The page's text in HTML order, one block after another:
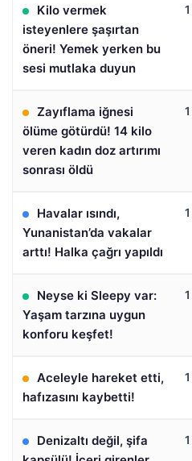
Kilo vermek
isteyenlere şaşırtan
öneri! Yemek yerken bu
sesi mutlaka duyun
1
Zayıflama iğnesi
ölüme götürdü! 14 kilo
veren kadın doz artırımı
sonrası öldü
1
Havalar ısındı,
Yunanistan’da vakalar
arttı! Halka çağrı yapıldı
1
Neyse ki Sleepy var:
Yaşam tarzına uygun
konforu keşfet!
1
Aceleyle hareket etti,
hafızasını kaybetti!
1
Denizaltı değil, şifa
1